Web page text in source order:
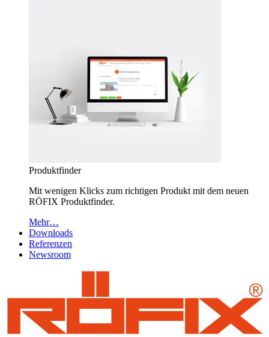
Produktfinder
Mit wenigen Klicks zum richtigen Produkt mit dem neuen
RÖFIX Produktfinder.
Mehr…
Downloads
Referenzen
Newsroom